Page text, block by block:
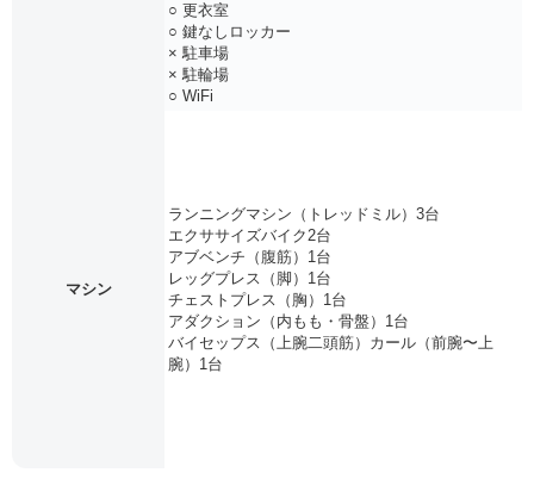
○ 更衣室
○ 鍵なしロッカー
× 駐車場
× 駐輪場
○ WiFi
マシン
ランニングマシン（トレッドミル）3台
エクササイズバイク2台
アブベンチ（腹筋）1台
レッグプレス（脚）1台
チェストプレス（胸）1台
アダクション（内もも・骨盤）1台
バイセップス（上腕二頭筋）カール（前腕〜上
腕）1台